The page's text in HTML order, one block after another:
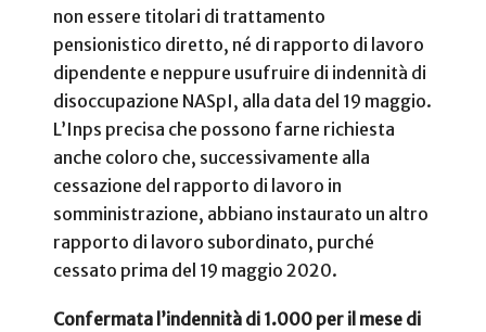
non essere titolari di trattamento
pensionistico diretto, né di rapporto di lavoro
dipendente e neppure usufruire di indennità di
disoccupazione NASpI, alla data del 19 maggio.
L’Inps precisa che possono farne richiesta
anche coloro che, successivamente alla
cessazione del rapporto di lavoro in
somministrazione, abbiano instaurato un altro
rapporto di lavoro subordinato, purché
cessato prima del 19 maggio 2020.
Confermata l’indennità di 1.000 per il mese di